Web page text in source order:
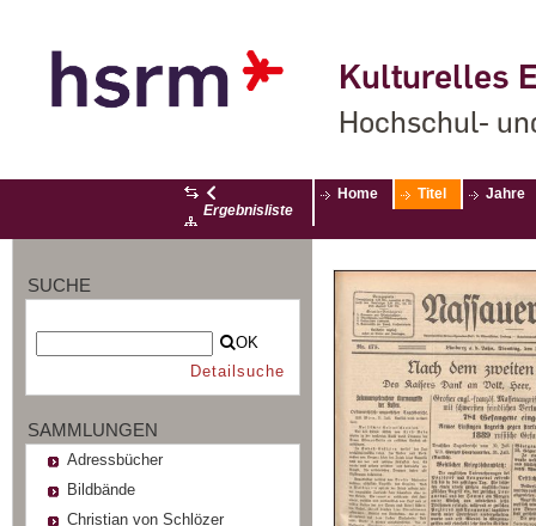
Kulturelles
Hochschul-
Ergebnisliste
Home Titel Jahre
SUCHE
OK
Detailsuche
SAMMLUNGEN
Adressbücher
Bildbände
Christian von Schlözer